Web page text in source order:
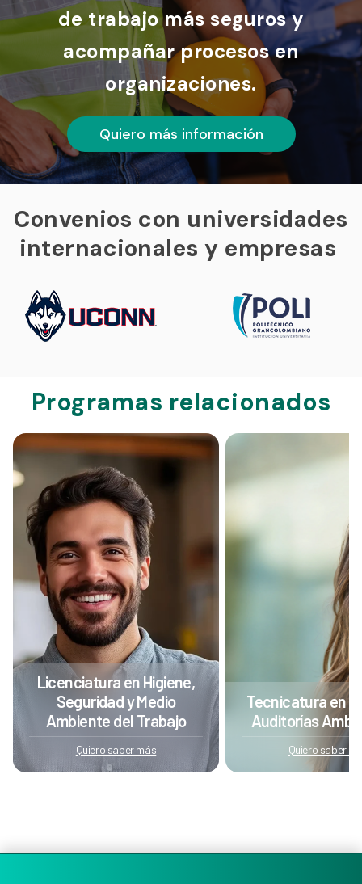
de trabajo más seguros y
acompañar procesos en
organizaciones.
Quiero más información
Convenios con universidades
internacionales y empresas
Programas relacionados
Licenciatura en Higiene,
Seguridad y Medio
Ambiente del Trabajo
Quiero saber más
Tecnicatura en
Auditorías
Quiero saber